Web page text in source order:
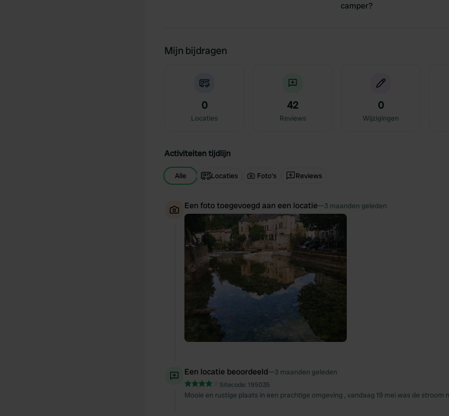
camper?
Mijn bijdragen
0
Locaties
42
Reviews
0
Wijzigingen
Activiteiten tijdlijn
Alle Locaties Foto's Reviews
Een foto toegevoegd aan een locatie—3 maanden geleden
Een locatie beoordeeld—3 maanden geleden
Sitecode: 195035
Mooie en rustige plaats in een prachtige omgeving , vandaag 19 mei was de stroom